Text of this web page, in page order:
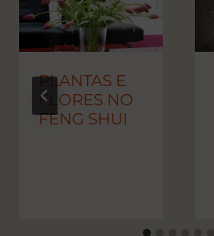
PLANTAS E
FLORES NO
FENG SHUI